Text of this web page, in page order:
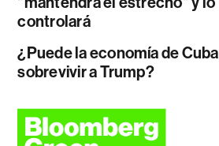
controlará
¿Puede la economía de Cuba
sobrevivir a Trump?